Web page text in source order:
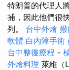
特朗普的代理人
捕，因此他們很
列。 台中外燴
軟體 白內障手術
台中整復療程 -
外燴料理 萊維（